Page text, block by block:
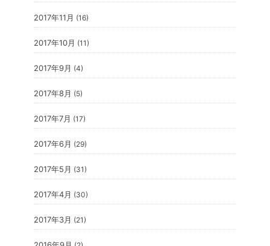
2017年11月 (16)
2017年10月 (11)
2017年9月 (4)
2017年8月 (5)
2017年7月 (17)
2017年6月 (29)
2017年5月 (31)
2017年4月 (30)
2017年3月 (21)